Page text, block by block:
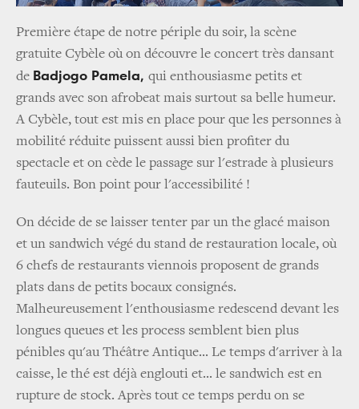
Première étape de notre périple du soir, la scène
gratuite Cybèle où on découvre le concert très dansant
de Badjogo Pamela, qui enthousiasme petits et
grands avec son afrobeat mais surtout sa belle humeur.
A Cybèle, tout est mis en place pour que les personnes à
mobilité réduite puissent aussi bien profiter du
spectacle et on cède le passage sur l'estrade à plusieurs
fauteuils. Bon point pour l'accessibilité !
On décide de se laisser tenter par un the glacé maison
et un sandwich végé du stand de restauration locale, où
6 chefs de restaurants viennois proposent de grands
plats dans de petits bocaux consignés.
Malheureusement l'enthousiasme redescend devant les
longues queues et les process semblent bien plus
pénibles qu'au Théâtre Antique... Le temps d'arriver à la
caisse, le thé est déjà englouti et... le sandwich est en
rupture de stock. Après tout ce temps perdu on se